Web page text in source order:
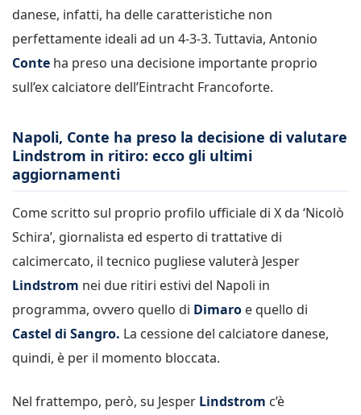
danese, infatti, ha delle caratteristiche non
perfettamente ideali ad un 4-3-3. Tuttavia, Antonio
Conte ha preso una decisione importante proprio
sull’ex calciatore dell’Eintracht Francoforte.
Napoli, Conte ha preso la decisione di valutare
Lindstrom in ritiro: ecco gli ultimi
aggiornamenti
Come scritto sul proprio profilo ufficiale di X da ‘Nicolò
Schira’, giornalista ed esperto di trattative di
calcimercato, il tecnico pugliese valuterà Jesper
Lindstrom nei due ritiri estivi del Napoli in
programma, ovvero quello di Dimaro e quello di
Castel di Sangro. La cessione del calciatore danese,
quindi, è per il momento bloccata.
Nel frattempo, però, su Jesper Lindstrom c’è